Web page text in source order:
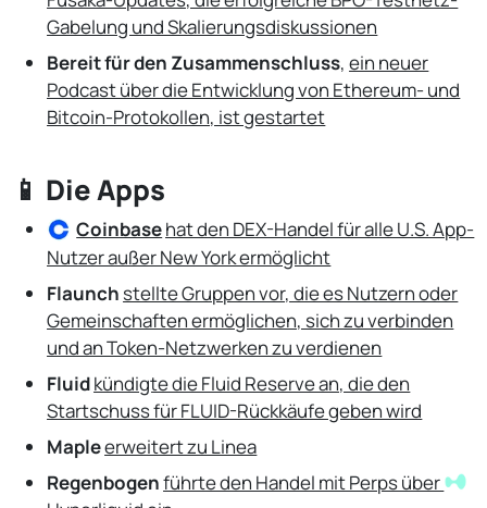
Gabelung und Skalierungsdiskussionen
Bereit für den Zusammenschluss,ein neuer
Podcast über die Entwicklung von Ethereum- und
Bitcoin-Protokollen, ist gestartet
📱 Die Apps
Coinbasehat den DEX-Handel für alle U.S. App-
Nutzer außer New York ermöglicht
Flaunch stellte Gruppen vor, die es Nutzern oder
Gemeinschaften ermöglichen, sich zu verbinden
und an Token-Netzwerken zu verdienen
Fluidkündigte die Fluid Reserve an, die den
Startschuss für FLUID-Rückkäufe geben wird
Mapleerweitert zu Linea
Regenbogenführte den Handel mit Perps über